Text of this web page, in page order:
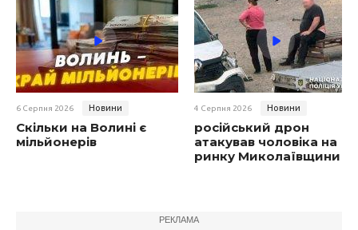
6 Серпня 2026 Новини
Скільки на Волині є
мільйонерів
4 Серпня 2026 Новини
російський дрон
атакував чоловіка на
ринку Миколаївщини
РЕКЛАМА